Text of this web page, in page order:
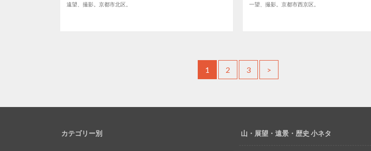
遠望、撮影。京都市北区。
一望、撮影。京都市西京区。
1 2 3 >
カテゴリー別 山・展望・遠景・歴史 小ネタ